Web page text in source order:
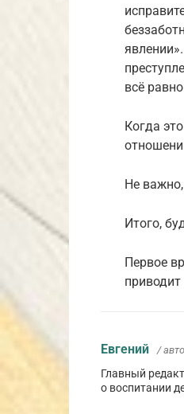
всё
Когда
Не
Итого,
Первое
приводит
Евгений /
Главный
о воспитании